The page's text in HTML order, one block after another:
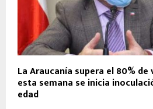
La Araucanía supera el 80%
esta semana se inicia
edad